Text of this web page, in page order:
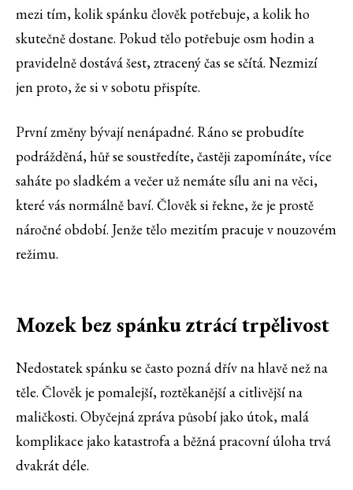
mezi tím, kolik spánku člověk potřebuje, a kolik ho
skutečně dostane. Pokud tělo potřebuje osm hodin a
pravidelně dostává šest, ztracený čas se sčítá. Nezmizí
jen proto, že si v sobotu přispíte.
První změny bývají nenápadné. Ráno se probudíte
podrážděná, hůř se soustředíte, častěji zapomínáte, více
saháte po sladkém a večer už nemáte sílu ani na věci,
které vás normálně baví. Člověk si řekne, že je prostě
náročné období. Jenže tělo mezitím pracuje v nouzovém
režimu.
Mozek bez spánku ztrácí trpělivost
Nedostatek spánku se často pozná dřív na hlavě než na
těle. Člověk je pomalejší, roztěkanější a citlivější na
maličkosti. Obyčejná zpráva působí jako útok, malá
komplikace jako katastrofa a běžná pracovní úloha trvá
dvakrát déle.